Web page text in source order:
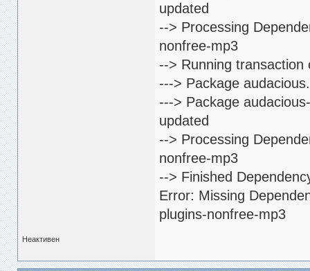
updated
--> Processing
nonfree-mp3
--> Running transaction
---> Package
---> Package
updated
--> Processing
nonfree-mp3
--> Finished
Error: Missing
plugins-nonfree-mp3
Неактивен